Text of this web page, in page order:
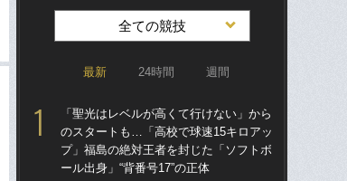
全ての競技
最新 24時間 週間
「聖光はレベルが高くて行けない」から
のスタートも…「高校で球速15キロアッ
プ」福島の絶対王者を封じた「ソフトボ
ール出身」“背番号17”の正体